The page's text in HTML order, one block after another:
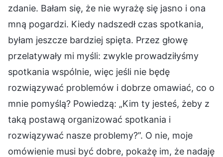
zdanie. Bałam się, że nie wyrażę się jasno i ona
mną pogardzi. Kiedy nadszedł czas spotkania,
byłam jeszcze bardziej spięta. Przez głowę
przelatywały mi myśli: zwykle prowadziłyśmy
spotkania wspólnie, więc jeśli nie będę
rozwiązywać problemów i dobrze omawiać, co o
mnie pomyślą? Powiedzą: „Kim ty jesteś, żeby z
taką postawą organizować spotkania i
rozwiązywać nasze problemy?”. O nie, moje
omówienie musi być dobre, pokażę im, że nadaję